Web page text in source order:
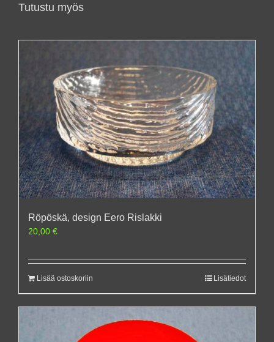
Tutustu myös
Röpöskä, design Eero Rislakki
20,00 €
Lisää ostoskoriin Lisätiedot